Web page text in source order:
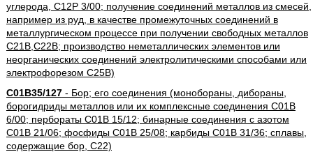
углерода, C12P 3/00; получение соединений металлов из смесей,
например из руд, в качестве промежуточных соединений в
металлургическом процессе при получении свободных металлов
C21B,C22B; производство неметаллических элементов или
неорганических соединений электролитическими способами или
электрофорезом C25B)
C01B35/127- Бор; его соединения (монобораны, дибораны,
борогидриды металлов или их комплексные соединения C01B
6/00; пербораты C01B 15/12; бинарные соединения с азотом
C01B 21/06; фосфиды C01B 25/08; карбиды C01B 31/36; сплавы,
содержащие бор, C22)